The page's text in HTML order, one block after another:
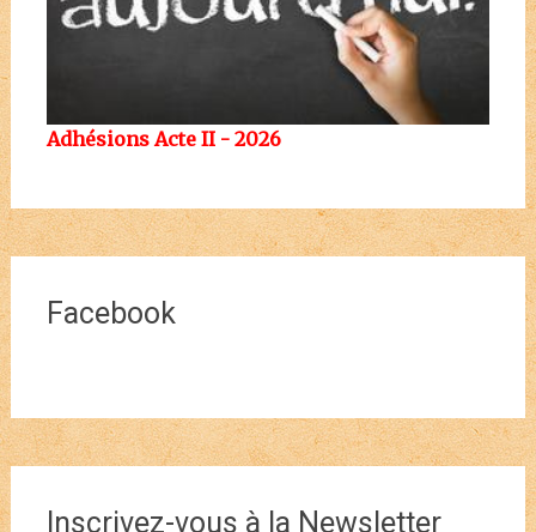
Adhésions Acte II - 2026
Facebook
Inscrivez-vous à la Newsletter